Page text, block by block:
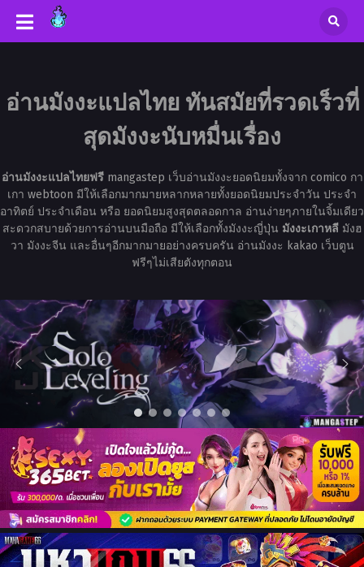
อ่านมังงะแปลไทย ทันสมัยที่รวดเร็วที่
สุดมังงะนับหมื่นเรื่อง
อ่านมังงะแปลไทยฟรีmangastep เว็บอ่านมังงะยอดนิยมทั้งจาก comico กา
เกา webtoon มีให้เลือกมากมายหลากหลายทั้งยอดนิยมประจำวัน ประจำ
อาทิตย์ ประจำเดือน หรือ ยอดนิยมสูงสุดตลอดกาล อ่านง่ายๆภายในจิ้มเดียว
สะดวกสบายด้วยการอ่านบนมือถือ มีให้เลือกทั้งมังงะญี่ปุ่น มังงะเกาหลีมังฮ
วา มังงะจีน และอื่นๆอีกมากมายอย่างครบครัน อ่านมังงะ kakao เว็บตูน
ฟรีๆไม่เสียตังทุกตอน